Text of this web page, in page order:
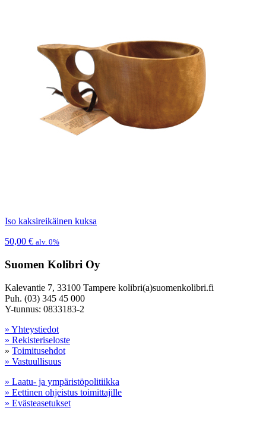
Iso kaksireikäinen kuksa
50,00 € alv. 0%
Suomen Kolibri Oy
Kalevantie 7, 33100 Tampere kolibri(a)suomenkolibri.fi
Puh. (03) 345 45 000
Y-tunnus: 0833183-2
» Yhteystiedot
» Rekisteriseloste
» Toimitusehdot
» Vastuullisuus
» Laatu- ja ympäristöpolitiikka
» Eettinen ohjeistus toimittajille
» Evästeasetukset